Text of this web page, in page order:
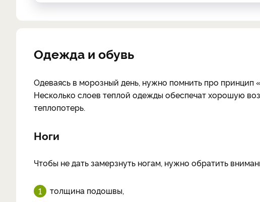
Одежда и обувь
Одеваясь в морозный день, нужно помнить про принцип
Несколько слоев теплой одежды обеспечат хорошую
теплопотерь.
Ноги
Чтобы не дать замерзнуть ногам, нужно обратить
толщина подошвы,